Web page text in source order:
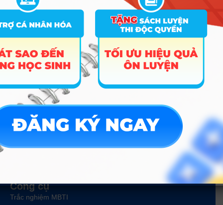
Hướng nghiệp
HOCMAI
ĐĂNG KÝ NGAY
Công cụ
Trắc nghiệm MBTI